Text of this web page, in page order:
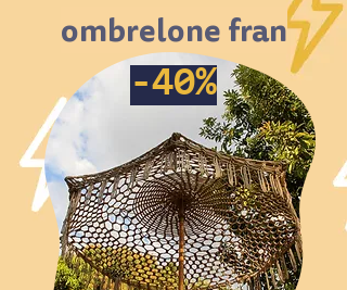
ombrelone fran
-40%